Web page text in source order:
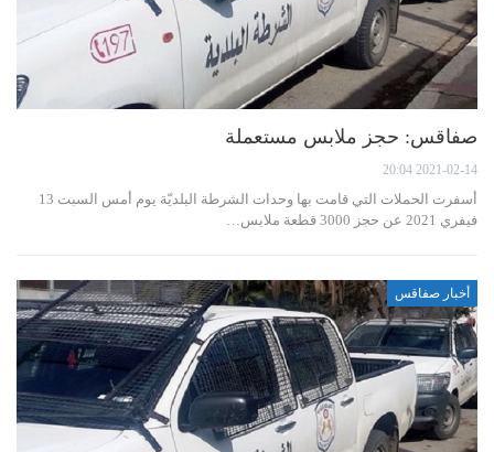
صفاقس: حجز ملابس مستعملة
2021-02-14 20:04
أسفرت الحملات التي قامت بها وحدات الشرطة البلديّة يوم أمس السبت 13
فيفري 2021 عن حجز 3000 قطعة ملابس…
أخبار صفاقس